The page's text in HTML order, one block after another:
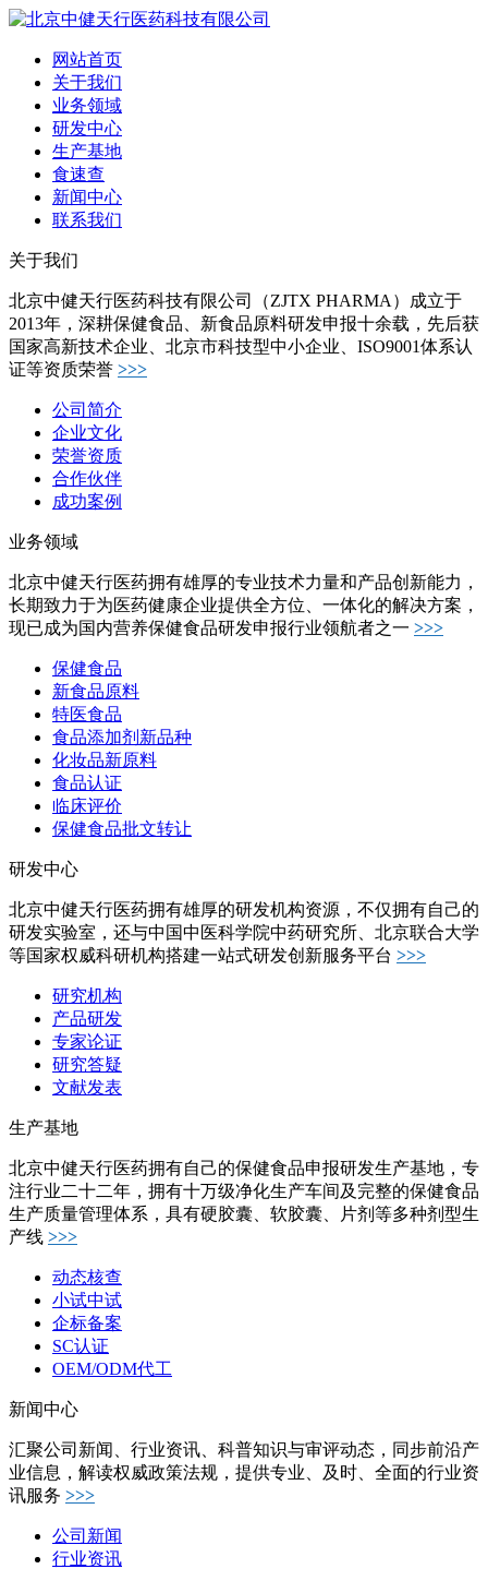
网站首页
关于我们
业务领域
研发中心
生产基地
食速查
新闻中心
联系我们
关于我们
北京中健天行医药科技有限公司（ZJTX PHARMA）成立于
2013年，深耕保健食品、新食品原料研发申报十余载，先后获
国家高新技术企业、北京市科技型中小企业、ISO9001体系认
证等资质荣誉 >>>
公司简介
企业文化
荣誉资质
合作伙伴
成功案例
业务领域
北京中健天行医药拥有雄厚的专业技术力量和产品创新能力，
长期致力于为医药健康企业提供全方位、一体化的解决方案，
现已成为国内营养保健食品研发申报行业领航者之一 >>>
保健食品
新食品原料
特医食品
食品添加剂新品种
化妆品新原料
食品认证
临床评价
保健食品批文转让
研发中心
北京中健天行医药拥有雄厚的研发机构资源，不仅拥有自己的
研发实验室，还与中国中医科学院中药研究所、北京联合大学
等国家权威科研机构搭建一站式研发创新服务平台 >>>
研究机构
产品研发
专家论证
研究答疑
文献发表
生产基地
北京中健天行医药拥有自己的保健食品申报研发生产基地，专
注行业二十二年，拥有十万级净化生产车间及完整的保健食品
生产质量管理体系，具有硬胶囊、软胶囊、片剂等多种剂型生
产线 >>>
动态核查
小试中试
企标备案
SC认证
OEM/ODM代工
新闻中心
汇聚公司新闻、行业资讯、科普知识与审评动态，同步前沿产
业信息，解读权威政策法规，提供专业、及时、全面的行业资
讯服务 >>>
公司新闻
行业资讯